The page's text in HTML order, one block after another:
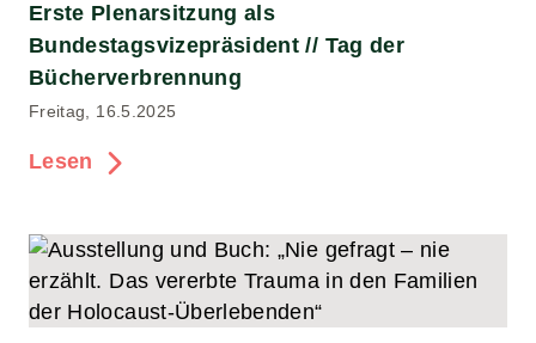
Erste Plenarsitzung als
Bundestagsvizepräsident // Tag der
Bücherverbrennung
Freitag, 16.5.2025
Lesen